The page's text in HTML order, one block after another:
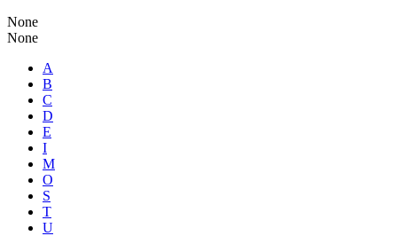
None
None
A
B
C
D
E
I
M
O
S
T
U